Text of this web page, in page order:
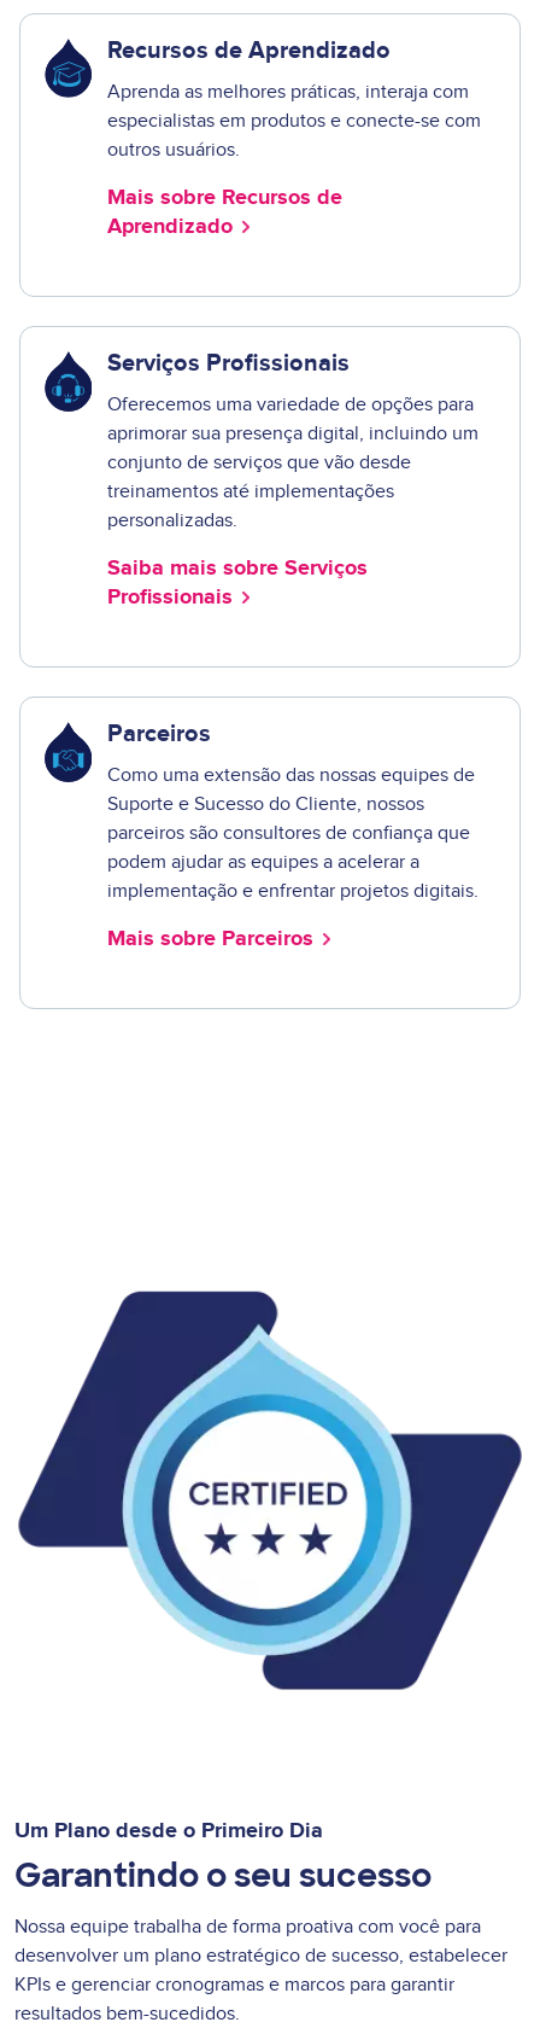
Recursos de Aprendizado
Aprenda as melhores práticas, interaja com
especialistas em produtos e conecte-se com
outros usuários.
Mais sobre Recursos de
Aprendizado
Serviços Profissionais
Oferecemos uma variedade de opções para
aprimorar sua presença digital, incluindo um
conjunto de serviços que vão desde
treinamentos até implementações
personalizadas.
Saiba mais sobre Serviços
Profissionais
Parceiros
Como uma extensão das nossas equipes de
Suporte e Sucesso do Cliente, nossos
parceiros são consultores de confiança que
podem ajudar as equipes a acelerar a
implementação e enfrentar projetos digitais.
Mais sobre Parceiros
Um Plano desde o Primeiro Dia
Garantindo o seu sucesso
Nossa equipe trabalha de forma proativa com você para
desenvolver um plano estratégico de sucesso, estabelecer
KPIs e gerenciar cronogramas e marcos para garantir
resultados bem-sucedidos.